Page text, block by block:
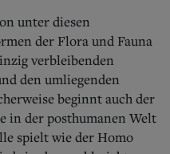
unter diesen
der Flora und Fauna
verbleibenden
den umliegenden
beginnt auch der
in der posthumanen Welt
spielt wie der Homo